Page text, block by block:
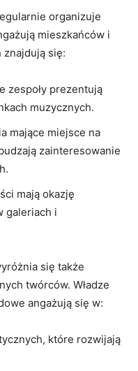
organizuje
mieszkańców i
znajdują się:
zespoły prezentują
muzycznych.
mające miejsce na
zainteresowanie
mają okazję
galeriach i
się także
twórców. Władze
angażują się w:
które rozwijają